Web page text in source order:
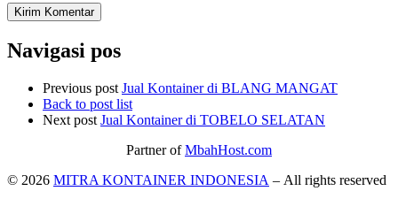
Navigasi pos
Previous post Jual Kontainer di BLANG MANGAT
Back to post list
Next post Jual Kontainer di TOBELO SELATAN
Partner ofMbahHost.com
© 2026 MITRA KONTAINER INDONESIA – All rights reserved